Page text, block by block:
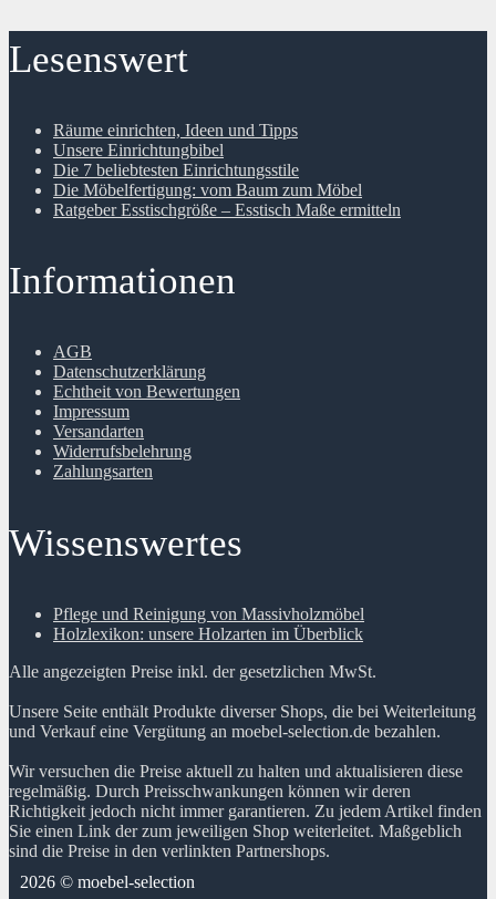
Lesenswert
Räume einrichten, Ideen und Tipps
Unsere Einrichtungbibel
Die 7 beliebtesten Einrichtungsstile
Die Möbelfertigung: vom Baum zum Möbel
Ratgeber Esstischgröße – Esstisch Maße ermitteln
Informationen
AGB
Datenschutzerklärung
Echtheit von Bewertungen
Impressum
Versandarten
Widerrufsbelehrung
Zahlungsarten
Wissenswertes
Pflege und Reinigung von Massivholzmöbel
Holzlexikon: unsere Holzarten im Überblick
Alle angezeigten Preise inkl. der gesetzlichen MwSt.
Unsere Seite enthält Produkte diverser Shops, die bei Weiterleitung
und Verkauf eine Vergütung an moebel-selection.de bezahlen.
Wir versuchen die Preise aktuell zu halten und aktualisieren diese
regelmäßig. Durch Preisschwankungen können wir deren
Richtigkeit jedoch nicht immer garantieren. Zu jedem Artikel finden
Sie einen Link der zum jeweiligen Shop weiterleitet. Maßgeblich
sind die Preise in den verlinkten Partnershops.
2026 © moebel-selection